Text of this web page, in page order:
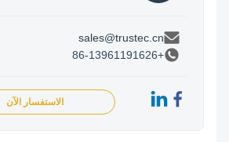
sales@trustec.cn
الاستفسار الآن